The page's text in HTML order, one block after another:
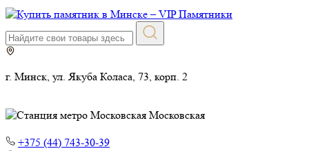
г. Минск, ул. Якуба Коласа, 73, корп. 2
Московская
+375 (44) 743-30-39